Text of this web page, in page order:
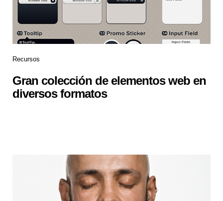
Recursos
Gran colección de elementos web en
diversos formatos